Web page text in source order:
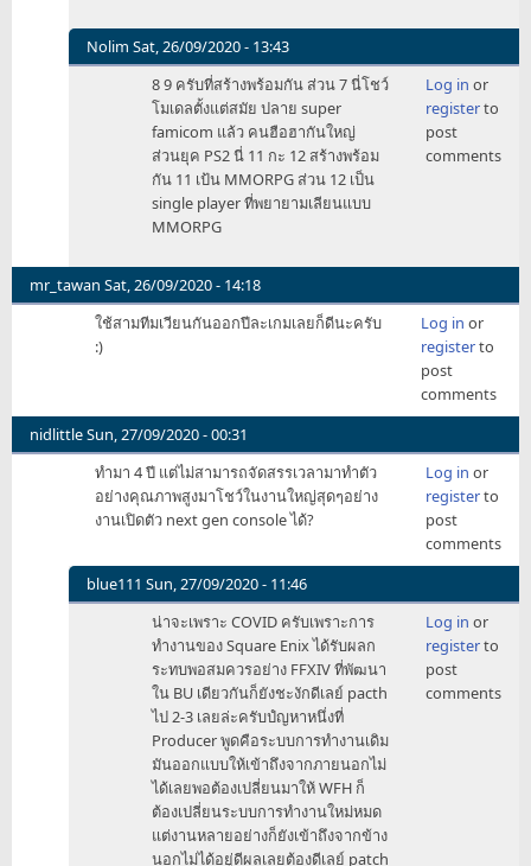
ภาค
7
Nolim Sat, 26/09/2020 - 13:43
In
9
(กลุ่ม
by
geravet
8 9 ครับที่สร้างพร้อมกัน ส่วน 7 นี่โชว์
โมเดลตั้งแต่สมัย ปลาย super
famicom แล้ว คนฮือฮากันใหญ่
ส่วนยุค PS2 นี่ 11 กะ 12 สร้างพร้อม
กัน 11 เป้น MMORPG ส่วน 12 เป็น
single player ที่พยายามเลียนแบบ
MMORPG
Log in or
registerto
post
comments
mr_tawan Sat, 26/09/2020 - 14:18
ใช้สามทีมเวียนกันออกปีละเกมเลยก็ดีนะครับ
:)
Log in or
registerto
post
comments
nidlittleSun, 27/09/2020 - 00:31
ทำมา 4 ปี แต่ไม่สามารถจัดสรรเวลามาทำตัว
อย่างคุณภาพสูงมาโชว์ในงานใหญ่สุดๆอย่าง
งานเปิดตัว next gen console ได้?
Log in or
registerto
post
comments
blue111 Sun, 27/09/2020 - 11:46
In
น่าจะเพราะ COVID ครับเพราะการ
ทำงานของ Square Enix ได้รับผลก
ระทบพอสมควรอย่าง FFXIV ที่พัฒนา
ใน BU เดียวกันก็ยังชะงักดีเลย์ pacth
ไป 2-3 เลยล่ะครับปํญหาหนึ่งที่
Producer พูดคือระบบการทำงานเดิม
มันออกแบบให้เข้าถึงจากภายนอกไม่
ได้เลยพอต้องเปลี่ยนมาให้ WFH ก็
ต้องเปลี่ยนระบบการทำงานใหม่หมด
แต่งานหลายอย่างก็ยังเข้าถึงจากข้าง
นอกไม่ได้อยู่ดีผลเลยต้องดีเลย์ patch
Log in or
registerto
post
comments